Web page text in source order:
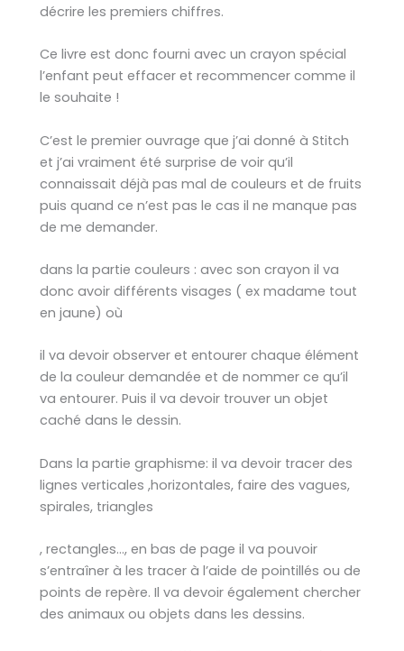
décrire les premiers chiffres.
Ce livre est donc fourni avec un crayon spécial
l’enfant peut effacer et recommencer comme il
le souhaite !
C’est le premier ouvrage que j’ai donné à Stitch
et j’ai vraiment été surprise de voir qu’il
connaissait déjà pas mal de couleurs et de fruits
puis quand ce n’est pas le cas il ne manque pas
de me demander.
dans la partie couleurs : avec son crayon il va
donc avoir différents visages ( ex madame tout
en jaune) où
il va devoir observer et entourer chaque élément
de la couleur demandée et de nommer ce qu’il
va entourer. Puis il va devoir trouver un objet
caché dans le dessin.
Dans la partie graphisme: il va devoir tracer des
lignes verticales ,horizontales, faire des vagues,
spirales, triangles
, rectangles…, en bas de page il va pouvoir
s’entraîner à les tracer à l’aide de pointillés ou de
points de repère. Il va devoir également chercher
des animaux ou objets dans les dessins.